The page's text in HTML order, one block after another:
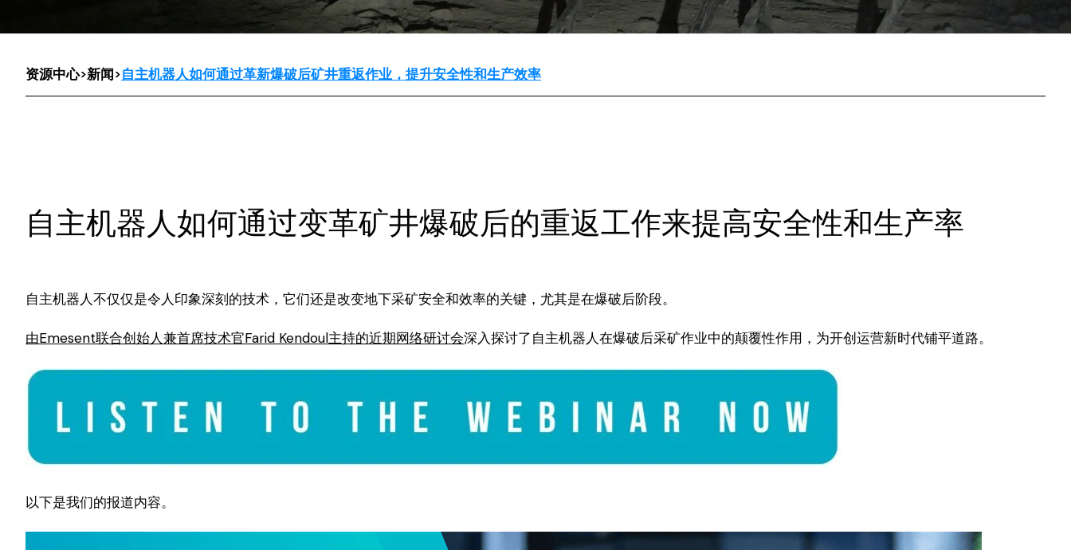
资源中心>新闻>自主机器人如何通过革新爆破后矿井重返作业，提升安全性和生产效率
自主机器人如何通过变革矿井爆破后的重返工作来提高安全性和生产率
自主机器人不仅仅是令人印象深刻的技术，它们还是改变地下采矿安全和效率的关键，尤其是在爆破后阶段。
由Emesent联合创始人兼首席技术官Farid Kendoul主持的近期网络研讨会深入探讨了自主机器人在爆破后采矿作业中的颠覆性作用，为开创运营新时代铺平道路。
以下是我们的报道内容。